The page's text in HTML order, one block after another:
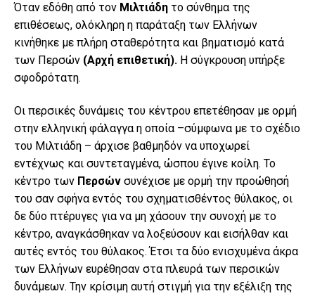
Όταν εδόθη από τον Μιλτιάδη το σύνθημα της
επιθέσεως, ολόκληρη η παράταξη των Ελλήνων
κινήθηκε με πλήρη σταθερότητα και βηματισμό κατά
των Περσών (Αρχή επιθετική). Η σύγκρουση υπήρξε
σφοδρότατη.
Οι περσικές δυνάμεις του κέντρου επετέθησαν με ορμή
στην ελληνική φάλαγγα η οποία –σύμφωνα με το σχέδιο
του Μιλτιάδη – άρχισε βαθμηδόν να υποχωρεί
εντέχνως και συντεταγμένα, ώσπου έγινε κοίλη. Το
κέντρο των Περσών συνέχισε με ορμή την προώθησή
του σαν σφήνα εντός του σχηματισθέντος θύλακος, οι
δε δύο πτέρυγες για να μη χάσουν την συνοχή με το
κέντρο, αναγκάσθηκαν να λοξεύσουν και εισήλθαν και
αυτές εντός του θύλακος. Έτσι τα δύο ενισχυμένα άκρα
των Ελλήνων ευρέθησαν στα πλευρά των περσικών
δυνάμεων. Την κρίσιμη αυτή στιγμή για την εξέλιξη της